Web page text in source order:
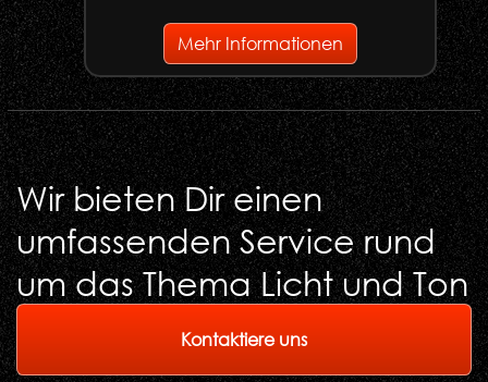
Mehr Informationen
Wir bieten Dir einen
umfassenden Service rund
um das Thema Licht und Ton
Kontaktiere uns